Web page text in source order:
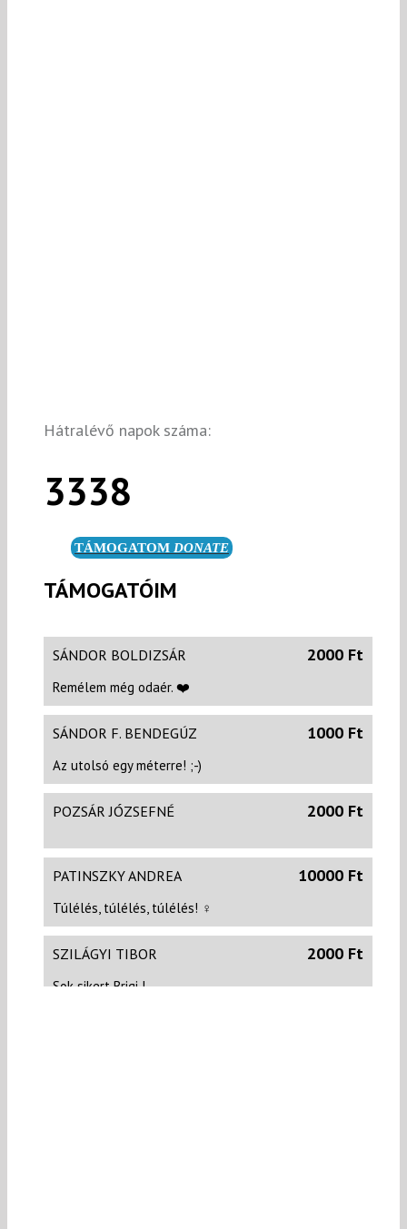
Hátralévő napok száma:
3338
TÁMOGATOM DONATE
TÁMOGATÓIM
SÁNDOR BOLDIZSÁR 2000 Ft
Remélem még odaér. ❤️
SÁNDOR F. BENDEGÚZ 1000 Ft
Az utolsó egy méterre! ;-)
POZSÁR JÓZSEFNÉ 2000 Ft
PATINSZKY ANDREA 10000 Ft
Túlélés, túlélés, túlélés! ‍♀️
SZILÁGYI TIBOR 2000 Ft
Sok sikert Brigi !